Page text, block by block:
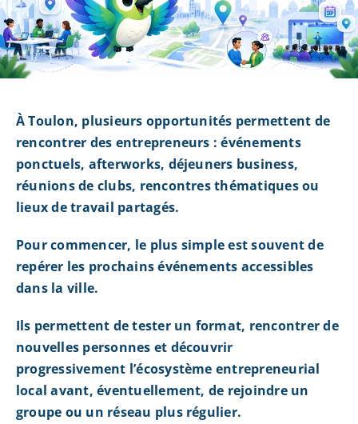
À Toulon, plusieurs opportunités permettent de
rencontrer des entrepreneurs : événements
ponctuels, afterworks, déjeuners business,
réunions de clubs, rencontres thématiques ou
lieux de travail partagés.
Pour commencer, le plus simple est souvent de
repérer les prochains événements accessibles
dans la ville.
Ils permettent de tester un format, rencontrer de
nouvelles personnes et découvrir
progressivement l’écosystème entrepreneurial
local avant, éventuellement, de rejoindre un
groupe ou un réseau plus régulier.